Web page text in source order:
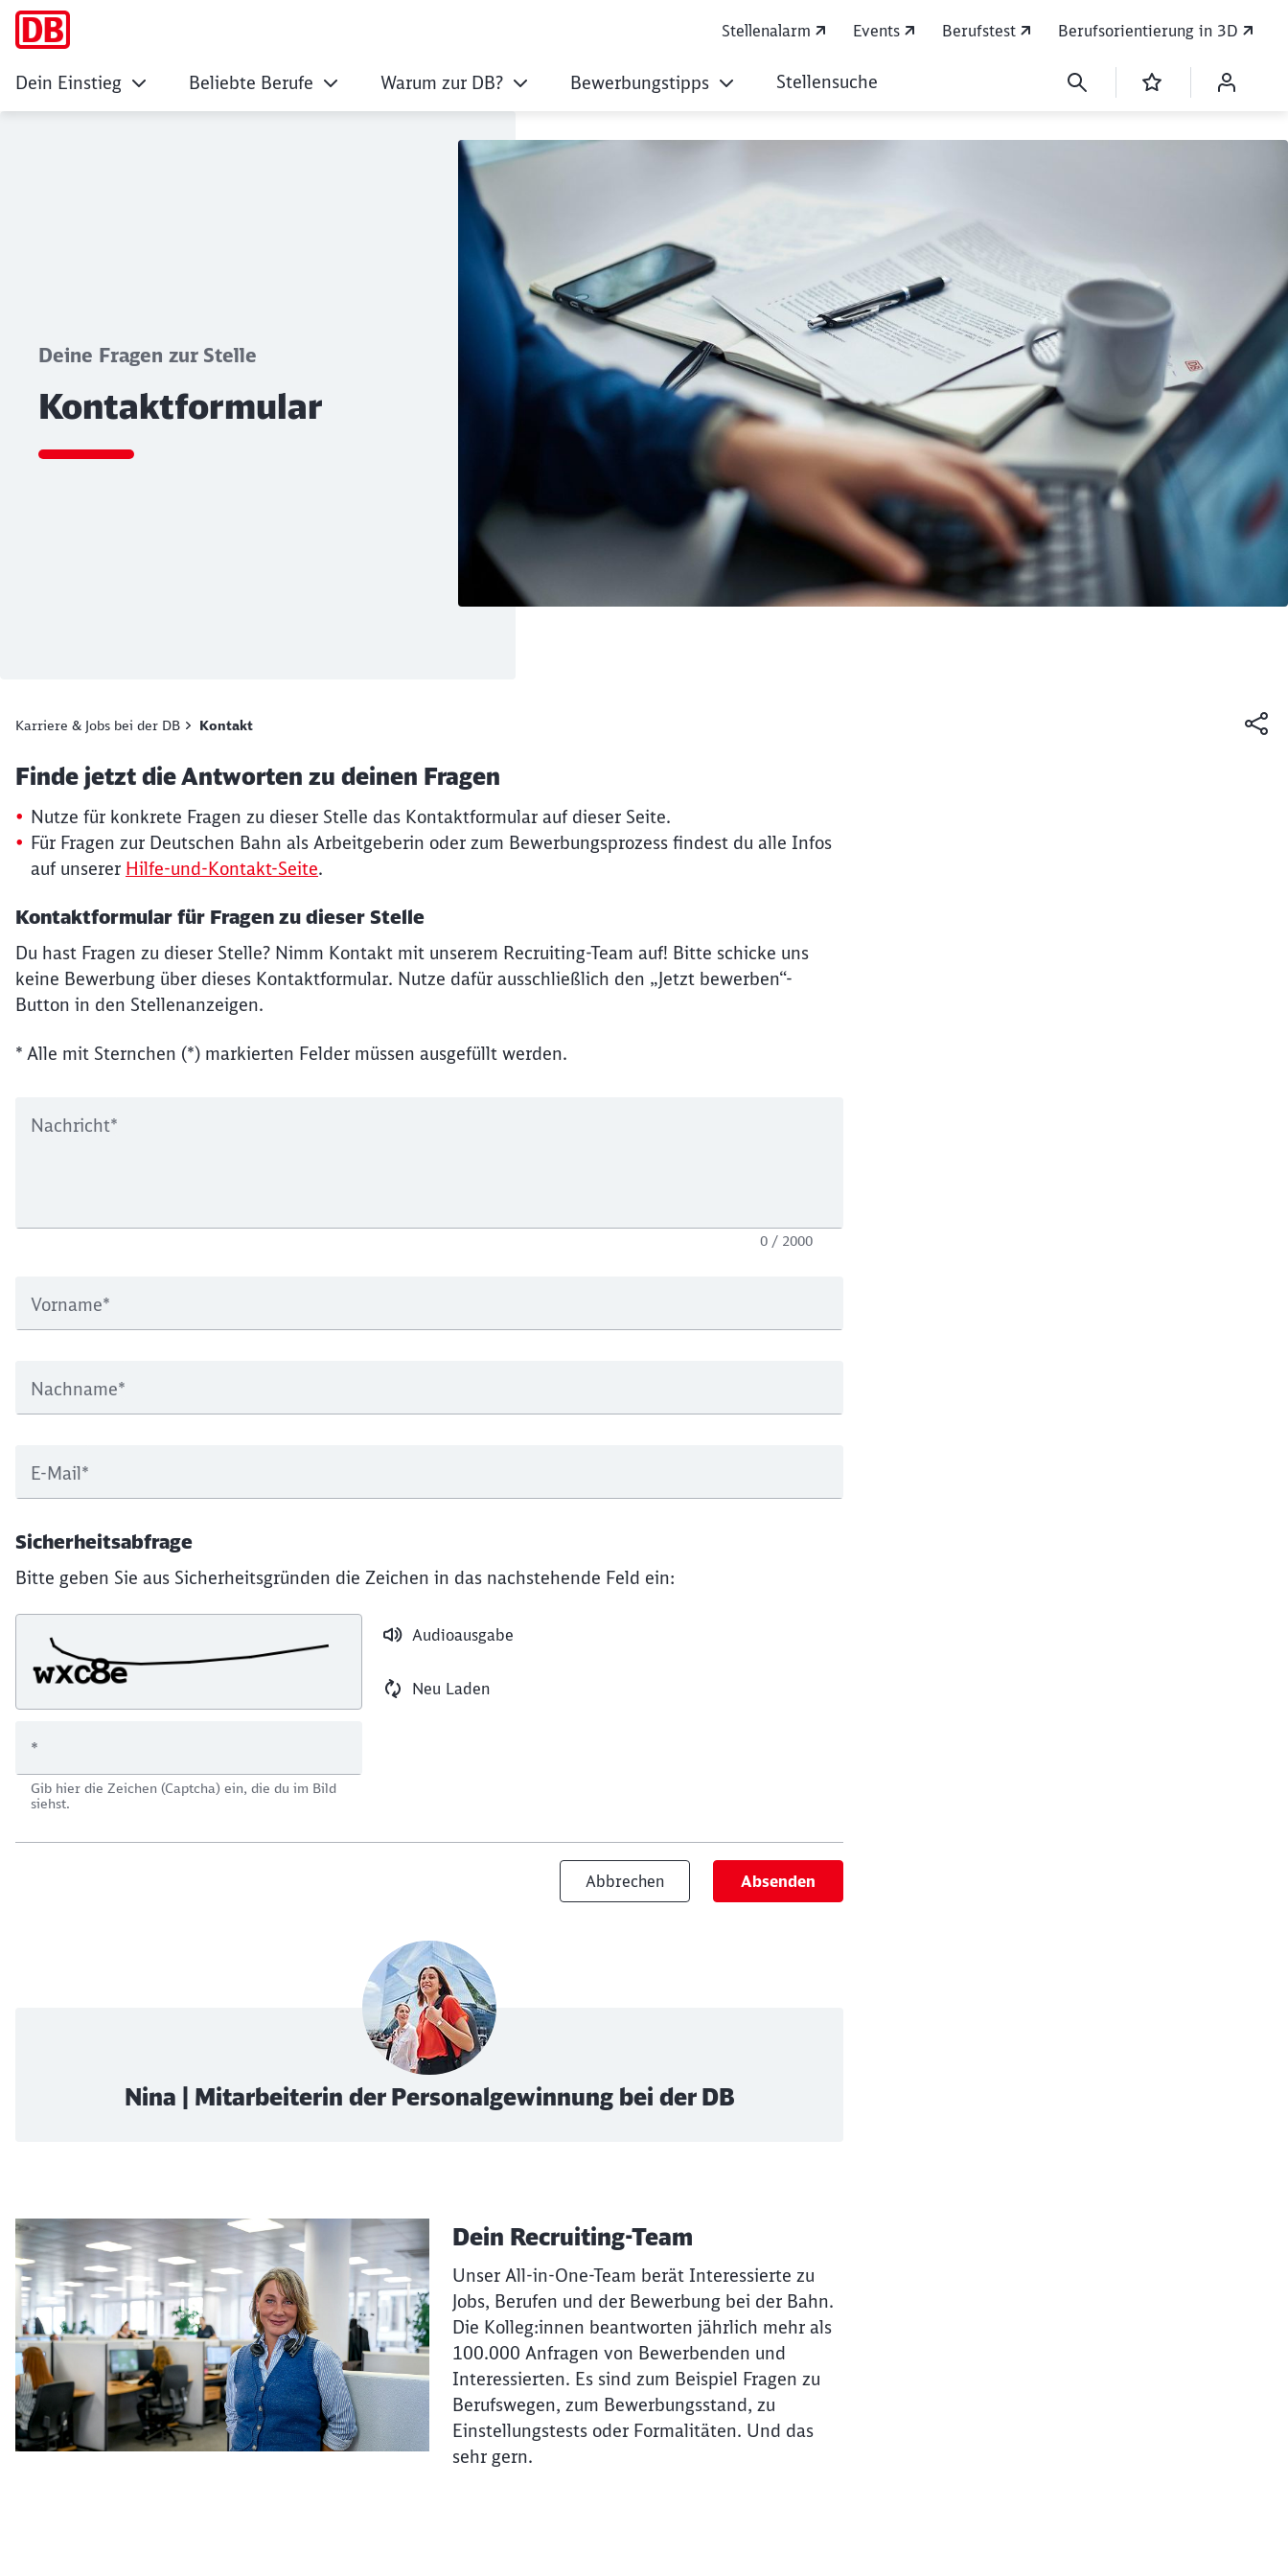
Stellenalarm Events Berufstest Berufsorientierung in 3D
Dein Einstieg Beliebte Berufe Warum zur DB? Bewerbungstipps Stellensuche
Deine Fragen zur Stelle
Kontaktformular
Karriere & Jobs bei der DB Kontakt
19. März 2026, 15:30 Uhr
Artikel:
Kontaktformular
Finde jetzt die Antworten zu deinen Fragen
Nutze für konkrete Fragen zu dieser Stelle das Kontaktformular auf dieser Seite.
Für Fragen zur Deutschen Bahn als Arbeitgeberin oder zum Bewerbungsprozess findest du alle Infos
auf unserer Hilfe-und-Kontakt-Seite.
Kontaktformular für Fragen zu dieser Stelle
Du hast Fragen zu dieser Stelle? Nimm Kontakt mit unserem Recruiting-Team auf! Bitte schicke uns
keine Bewerbung über dieses Kontaktformular. Nutze dafür ausschließlich den „Jetzt bewerben“-
Button in den Stellenanzeigen.
* Alle mit Sternchen (*) markierten Felder müssen ausgefüllt werden.
Nachricht*
0 / 2000
Vorname*
Nachname*
E-Mail*
Sicherheitsabfrage
Bitte geben Sie aus Sicherheitsgründen die Zeichen in das nachstehende Feld ein:
Audioausgabe
Neu Laden
*
Gib hier die Zeichen (Captcha) ein, die du im Bild
siehst.
Abbrechen Absenden
Nina | Mitarbeiterin der Personalgewinnung bei der DB
Dein Recruiting-Team
Unser All-in-One-Team berät Interessierte zu
Jobs, Berufen und der Bewerbung bei der Bahn.
Die Kolleg:innen beantworten jährlich mehr als
100.000 Anfragen von Bewerbenden und
Interessierten. Es sind zum Beispiel Fragen zu
Berufswegen, zum Bewerbungsstand, zu
Einstellungstests oder Formalitäten. Und das
sehr gern.